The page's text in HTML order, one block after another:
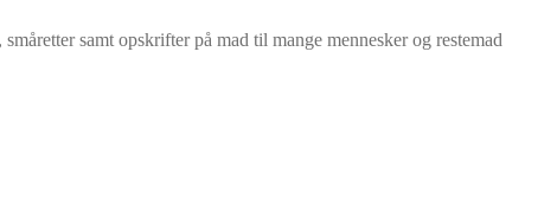
samt opskrifter på mad til mange mennesker og restemad